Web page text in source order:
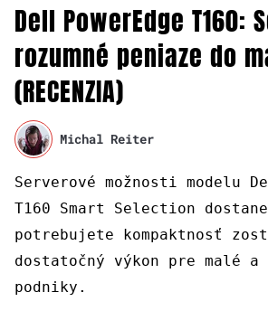
Dell PowerEdge T160:
rozumné peniaze do
(RECENZIA)
Michal Reiter
Serverové možnosti modelu
T160 Smart Selection
potrebujete kompaktnosť
dostatočný výkon pre malé a
podniky.